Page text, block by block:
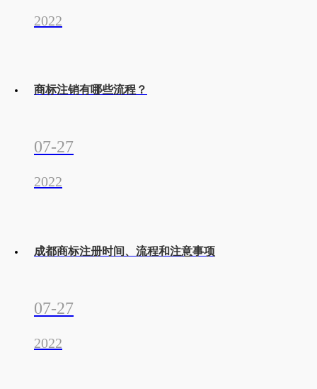
2022
商标注销有哪些流程？
07-27
2022
成都商标注册时间、流程和注意事项
07-27
2022